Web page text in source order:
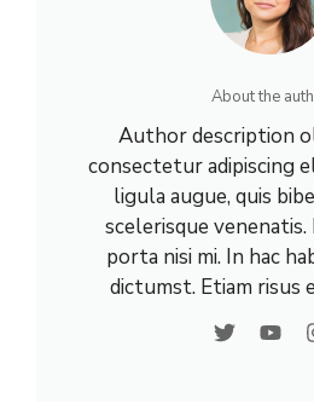
About the
Author description
consectetur adipiscing
ligula augue, quis
scelerisque
porta nisi mi. In hac
dictumst. Etiam risus